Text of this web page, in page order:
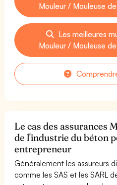
Mouleur / Mouleuse
Les meilleures
Mouleur / Mouleuse
Le cas des assurances
de l'industrie du béton
entrepreneur
Généralement les assureurs
comme les SAS et les SARL